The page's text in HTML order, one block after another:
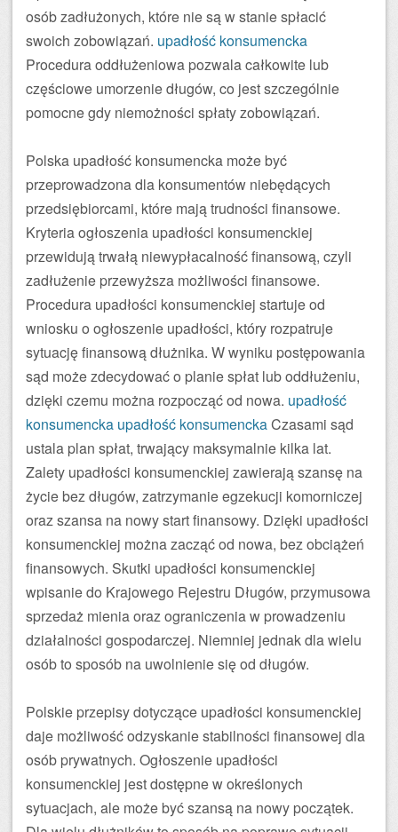
osób zadłużonych, które nie są w stanie spłacić
swoich zobowiązań. upadłość konsumencka
Procedura oddłużeniowa pozwala całkowite lub
częściowe umorzenie długów, co jest szczególnie
pomocne gdy niemożności spłaty zobowiązań.
Polska upadłość konsumencka może być
przeprowadzona dla konsumentów niebędących
przedsiębiorcami, które mają trudności finansowe.
Kryteria ogłoszenia upadłości konsumenckiej
przewidują trwałą niewypłacalność finansową, czyli
zadłużenie przewyższa możliwości finansowe.
Procedura upadłości konsumenckiej startuje od
wniosku o ogłoszenie upadłości, który rozpatruje
sytuację finansową dłużnika. W wyniku postępowania
sąd może zdecydować o planie spłat lub oddłużeniu,
dzięki czemu można rozpocząć od nowa. upadłość
konsumencka upadłość konsumenckaCzasami sąd
ustala plan spłat, trwający maksymalnie kilka lat.
Zalety upadłości konsumenckiej zawierają szansę na
życie bez długów, zatrzymanie egzekucji komorniczej
oraz szansa na nowy start finansowy. Dzięki upadłości
konsumenckiej można zacząć od nowa, bez obciążeń
finansowych. Skutki upadłości konsumenckiej
wpisanie do Krajowego Rejestru Długów, przymusowa
sprzedaż mienia oraz ograniczenia w prowadzeniu
działalności gospodarczej. Niemniej jednak dla wielu
osób to sposób na uwolnienie się od długów.
Polskie przepisy dotyczące upadłości konsumenckiej
daje możliwość odzyskanie stabilności finansowej dla
osób prywatnych. Ogłoszenie upadłości
konsumenckiej jest dostępne w określonych
sytuacjach, ale może być szansą na nowy początek.